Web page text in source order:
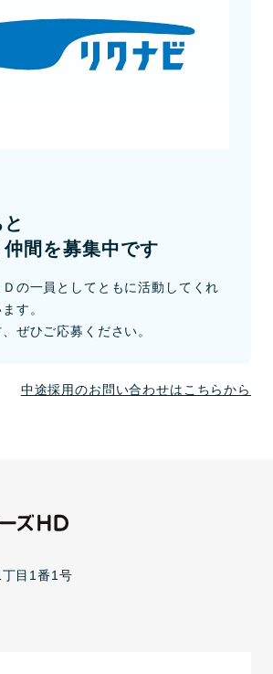
間を募集中です
の一員としてともに活動してくれ
す。
ぜひご応募ください。
中途採用のお問い合わせはこちらから
目1番1号